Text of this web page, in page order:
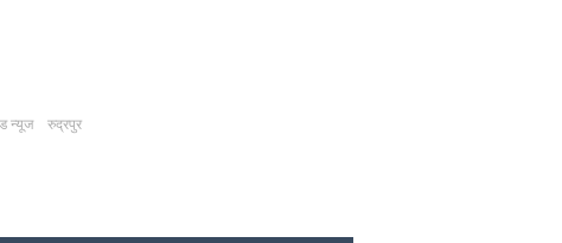
न्यूज रुद्रपुर